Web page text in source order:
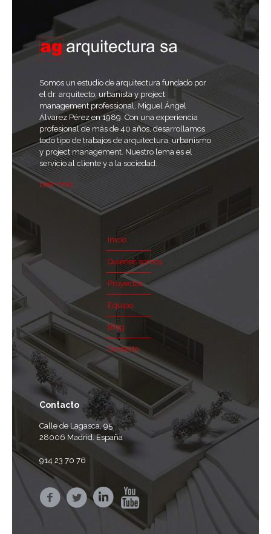
Somos un estudio de arquitectura fundado por
el dr. arquitecto, urbanista y project
management professional, Miguel Ángel
Álvarez Pérez en 1989. Con una experiencia
profesional de más de 40 años, desarrollamos
todo tipo de trabajos de arquitectura, urbanismo
y project management. Nuestro lema es el
servicio al cliente y a la sociedad.
Leer mas ...
Inicio
Quienes somos
Proyectos
Equipo
Blog
Contacto
Contacto
Calle de Lagasca, 95
28006 Madrid. España
914 23 70 76